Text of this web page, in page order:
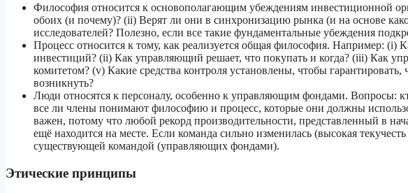
Философия относится к основополагающим убеждениям инвестиционной
обоих (и почему)? (ii) Верят ли они в синхронизацию рынка (и на основе
исследователей? Полезно, если все такие фундаментальные убеждения
Процесс относится к тому, как реализуется общая философия. Например: (i)
инвестиций? (ii) Как управляющий решает, что покупать и когда? (iii) Как
комитетом? (v) Какие средства контроля установлены, чтобы
возникнуть?
Люди относятся к персоналу, особенно к управляющим фондами. Вопросы:
все ли члены понимают философию и процесс, которые они должны
важен, потому что любой рекорд производительности, представленный в
ещё находится на месте. Если команда сильно изменилась (высокая
существующей командой (управляющих фондами).
Этические принципы